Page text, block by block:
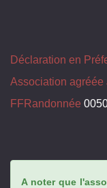
Déclaration en
Association agréée
FFRandonnée
A noter que